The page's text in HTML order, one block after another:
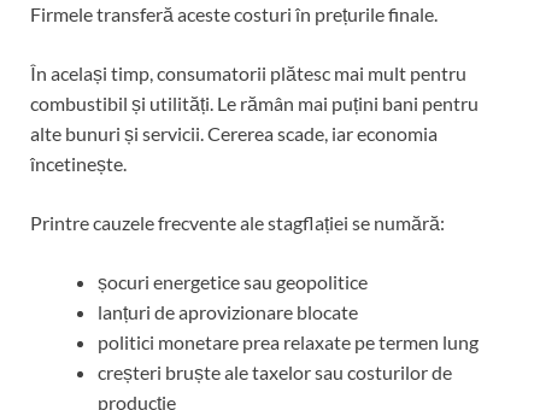
Firmele transferă aceste costuri în prețurile finale.
În același timp, consumatorii plătesc mai mult pentru
combustibil și utilități. Le rămân mai puțini bani pentru
alte bunuri și servicii. Cererea scade, iar economia
încetinește.
Printre cauzele frecvente ale stagflației se numără:
șocuri energetice sau geopolitice
lanțuri de aprovizionare blocate
politici monetare prea relaxate pe termen lung
creșteri bruște ale taxelor sau costurilor de
producție